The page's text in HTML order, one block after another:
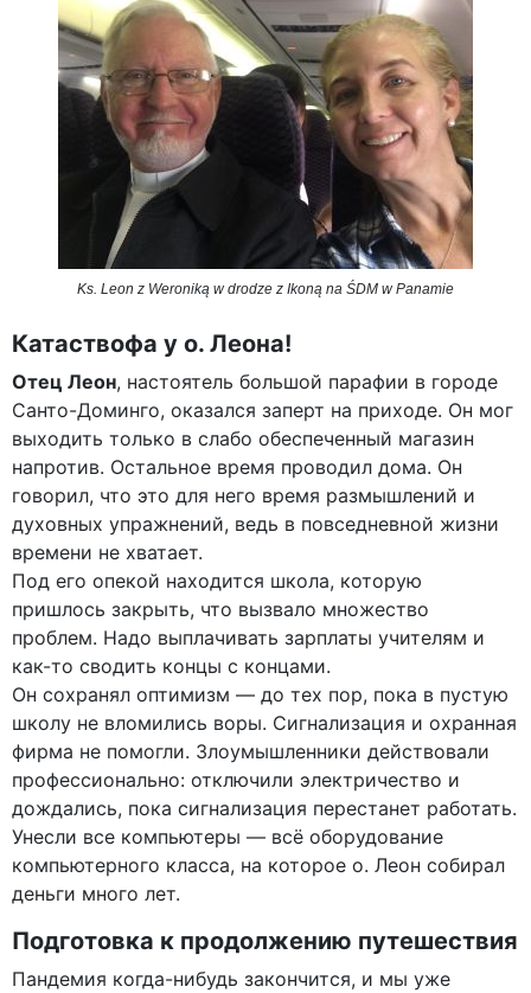
Ks. Leon z Weroniką w drodze z Ikoną na ŚDM w Panamie
Катаствофа у о. Леона!
Отец Леон, настоятель большой парафии в городе
Санто-Доминго, оказался заперт на приходе. Он мог
выходить только в слабо обеспеченный магазин
напротив. Остальное время проводил дома. Он
говорил, что это для него время размышлений и
духовных упражнений, ведь в повседневной жизни
времени не хватает.
Под его опекой находится школа, которую
пришлось закрыть, что вызвало множество
проблем. Надо выплачивать зарплаты учителям и
как-то сводить концы с концами.
Он сохранял оптимизм — до тех пор, пока в пустую
школу не вломились воры. Сигнализация и охранная
фирма не помогли. Злоумышленники действовали
профессионально: отключили электричество и
дождались, пока сигнализация перестанет работать.
Унесли все компьютеры — всё оборудование
компьютерного класса, на которое о. Леон собирал
деньги много лет.
Подготовка к продолжению путешествия
Пандемия когда-нибудь закончится, и мы уже